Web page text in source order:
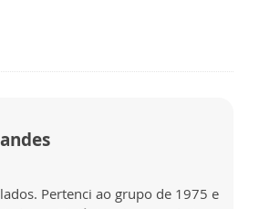
Pertenci ao grupo de 1975 e